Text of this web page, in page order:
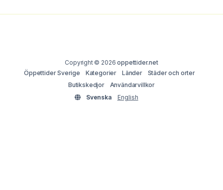
Copyright © 2026oppettider.net
Öppettider Sverige
Kategorier Länder
Städer och orter
Butikskedjor
Användarvillkor
Svenska
English